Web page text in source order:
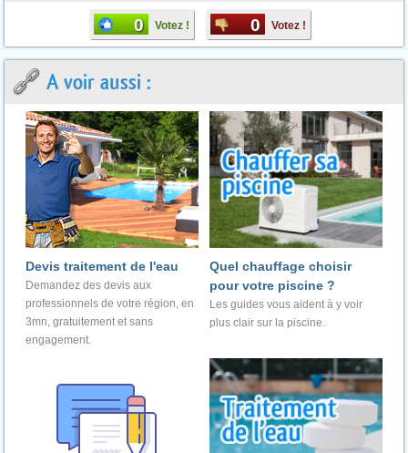
0 Votez ! 0 Votez !
A voir aussi :
Devis traitement de l'eau
Demandez des devis aux
professionnels de votre région, en
3mn, gratuitement et sans
engagement.
Quel chauffage choisir
pour votre piscine ?
Les guides vous aident à y voir
plus clair sur la piscine.